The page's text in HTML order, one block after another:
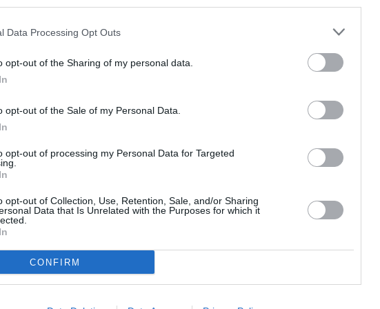
Data Processing Opt Outs
opt-out of the Sharing of my personal data.
opt-out of the Sale of my Personal Data.
opt-out of processing my Personal Data for Targeted
opt-out of Collection, Use, Retention, Sale, and/or Sharing
Data that Is Unrelated with the Purposes for which it
CONFIRM
όλα είναι διαπροσωπικά». Γι’ αυτό,
παρόλο που οι τεχνικές δεξιότητες
μεγάλη ζήτηση
και πολλοί εργοδότες και επιχειρηματικοί ηγέτες τις
για τον Goodwin πολύ απλά, δεν είναι τόσο σημαντικές, ενώ όπως λέει, ο
περισσότερο την επιστροφή στις ρίζες του.
Θα θέλετε να έχετε κριτική σκέψη και θα θέλετε να είστε
ότι
η ικανότητα να μαθαίνετε νέα πράγματα και να προσαρμόζεστε θα είναι
συγκεκριμένη δεξιότητα μαθαίνετε
τις δεξιότητες στις δικές σας σχέσεις
σκέψη κλπ), οπότεμπορείτε να τις ενισχύσετε με κάποια σκόπιμη